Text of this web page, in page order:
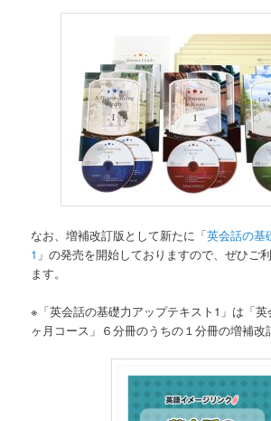
なお、増補改訂版として新たに「英会話の基
1 」の発売を開始しておりますので、ぜひご
ます。
※「英会話の基礎力アップテキスト1」は「英
ヶ月コース」６分冊のうちの１分冊の増補改